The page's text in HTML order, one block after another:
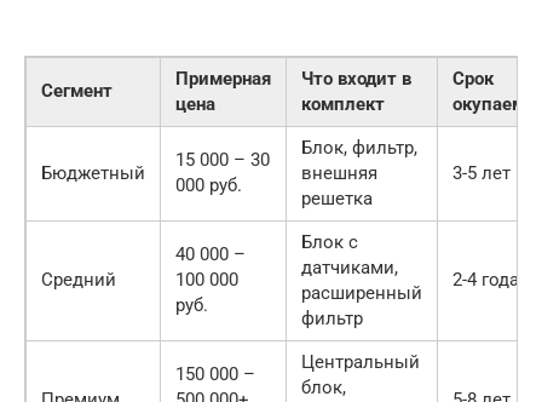
Сегмент
Примерная
цена
Что входит в
комплект
Срок
Бюджетный
15 000 – 30
000 руб.
Блок, фильтр,
внешняя
решетка
3-5 лет
Средний
40 000 –
100 000
руб.
Блок с
датчиками,
расширенный
фильтр
2-4 года
150 000 –
Центральный
блок,